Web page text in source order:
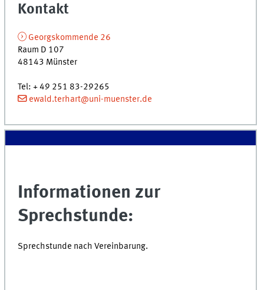
Kontakt
Georgskommende 26
Raum D 107
48143 Münster
Tel:+ 49 251 83-29265
ewald.terhart@uni-muenster.de
Informationen zur
Sprechstunde:
Sprechstunde nach Vereinbarung.